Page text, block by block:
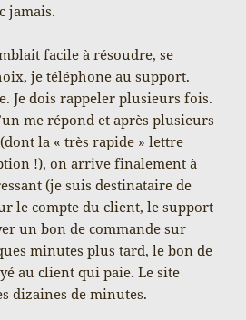
jamais.
facile à résoudre, se
je téléphone au support.
Je dois rappeler plusieurs fois.
me répond et après plusieurs
la « très rapide » lettre
!), on arrive finalement à
(je suis destinataire de
le compte du client, le support
un bon de commande sur
minutes plus tard, le bon de
au client qui paie. Le site
dizaines de minutes.